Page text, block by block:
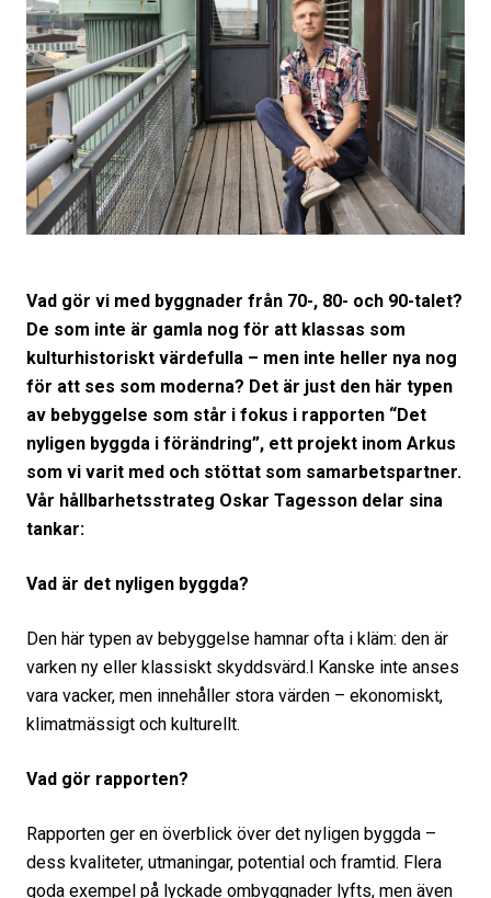
Vad gör vi med byggnader från 70-, 80- och 90-talet?
De som inte är gamla nog för att klassas som
kulturhistoriskt värdefulla – men inte heller nya nog
för att ses som moderna? Det är just den här typen
av bebyggelse som står i fokus i rapporten “Det
nyligen byggda i förändring”, ett projekt inom Arkus
som vi varit med och stöttat som samarbetspartner.
Vår hållbarhetsstrateg Oskar Tagesson delar sina
tankar:
Vad är det nyligen byggda?
Den här typen av bebyggelse hamnar ofta i kläm: den är
varken ny eller klassiskt skyddsvärd.l Kanske inte anses
vara vacker, men innehåller stora värden – ekonomiskt,
klimatmässigt och kulturellt.
Vad gör rapporten?
Rapporten ger en överblick över det nyligen byggda –
dess kvaliteter, utmaningar, potential och framtid. Flera
goda exempel på lyckade ombyggnader lyfts, men även